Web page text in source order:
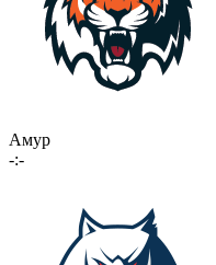
Амур
-:-